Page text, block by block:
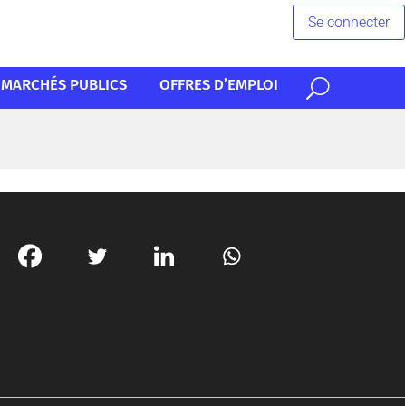
Se connecter
MARCHÉS PUBLICS OFFRES D’EMPLOI